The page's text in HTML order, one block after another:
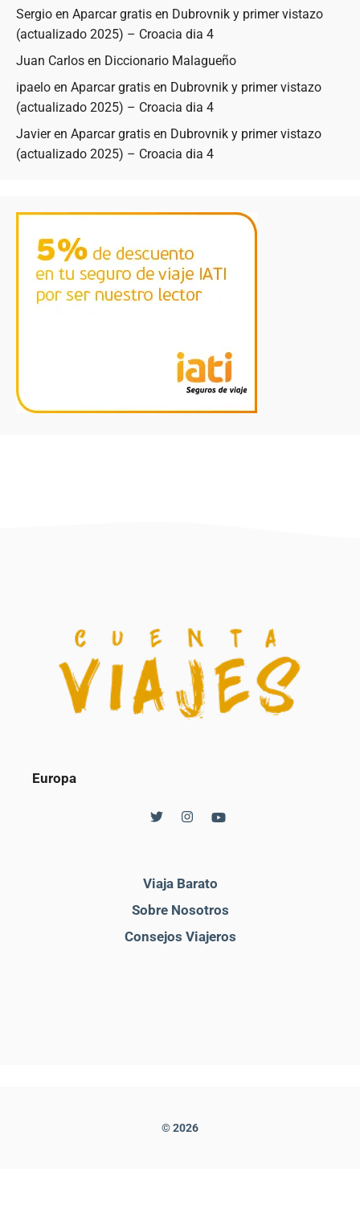
Sergio en Aparcar gratis en Dubrovnik y primer vistazo
(actualizado 2025) – Croacia dia 4
Juan Carlos en Diccionario Malagueño
ipaelo en Aparcar gratis en Dubrovnik y primer vistazo
(actualizado 2025) – Croacia dia 4
Javieren Aparcar gratis en Dubrovnik y primer vistazo
(actualizado 2025) – Croacia dia 4
Europa
Viaja Barato
Sobre Nosotros
Consejos Viajeros
© 2026